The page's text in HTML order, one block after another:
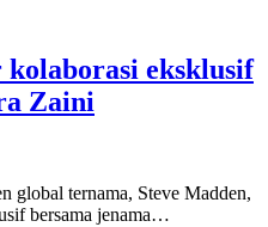
kolaborasi eksklusif
Zaini
global ternama, Steve Madden,
bersama jenama…